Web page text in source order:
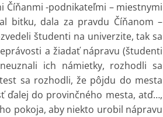
Číňanmi -podnikateľmi – miestnymi
bitku, dala za pravdu Číňanom –
študenti na univerzite, tak sa
a žiadať nápravu (študenti
ich námietky, rozhodli sa
sa rozhodli, že pôjdu do mesta
ďalej do provinčného mesta, atď…,
pokoja, aby niekto urobil nápravu